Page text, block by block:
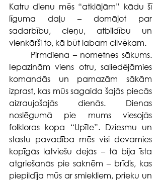
Katru dienu mēs “atklājām” kādu šī
līguma daļu – domājot par
sadarbību, cieņu, atbildību un
vienkārši to, kā būt labam cilvēkam.
Iepazinām viens otru, saliedējāmies
komandās un pamazām sākām
izprast, kas mūs sagaida šajās piecās
aizraujošajās dienās. Dienas
noslēgumā pie mums viesojās
folkloras kopa “Upīte”. Dziesmu un
stāstu pavadībā mēs visi devāmies
kopīgās latviešu dejās – tā bija īsta
atgriešanās pie saknēm – brīdis, kas
piepildīja mūs ar smiekliem, prieku un